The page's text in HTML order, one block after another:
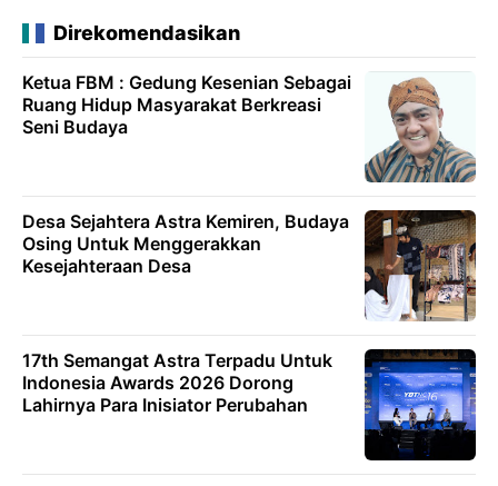
Direkomendasikan
Ketua FBM : Gedung Kesenian Sebagai
Ruang Hidup Masyarakat Berkreasi
Seni Budaya
Desa Sejahtera Astra Kemiren, Budaya
Osing Untuk Menggerakkan
Kesejahteraan Desa
17th Semangat Astra Terpadu Untuk
Indonesia Awards 2026 Dorong
Lahirnya Para Inisiator Perubahan